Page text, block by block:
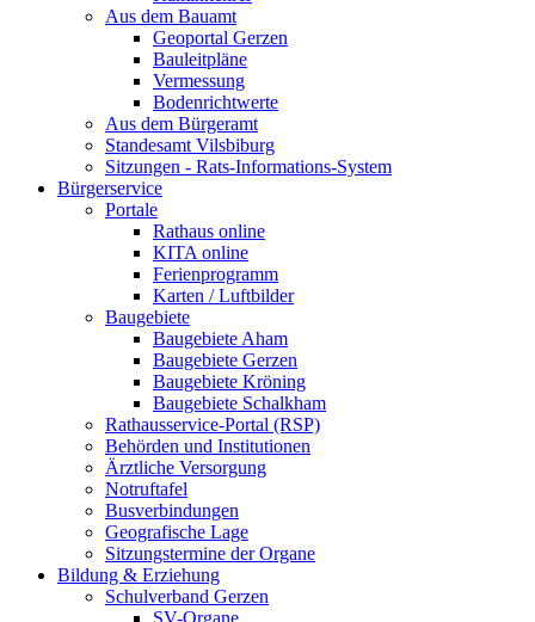
Aus dem Bauamt
Geoportal Gerzen
Bauleitpläne
Vermessung
Bodenrichtwerte
Aus dem Bürgeramt
Standesamt Vilsbiburg
Sitzungen - Rats-Informations-System
Bürgerservice
Portale
Rathaus online
KITA online
Ferienprogramm
Karten / Luftbilder
Baugebiete
Baugebiete Aham
Baugebiete Gerzen
Baugebiete Kröning
Baugebiete Schalkham
Rathausservice-Portal (RSP)
Behörden und Institutionen
Ärztliche Versorgung
Notruftafel
Busverbindungen
Geografische Lage
Sitzungstermine der Organe
Bildung & Erziehung
Schulverband Gerzen
SV-Organe